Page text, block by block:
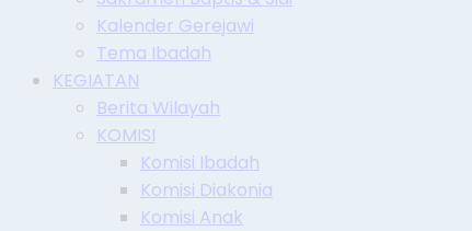
Kalender Gerejawi
Tema Ibadah
KEGIATAN
Berita Wilayah
KOMISI
Komisi Ibadah
Komisi Diakonia
Komisi Anak